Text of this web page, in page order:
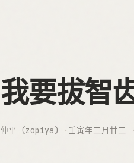
我要拔智
仲平 (zopiya) 壬寅年二月廿二